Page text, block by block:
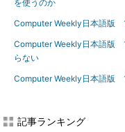
を使うのか
Computer Weekly日本語版
Computer Weekly日本語版
らない
Computer Weekly日本語版
記事ランキング